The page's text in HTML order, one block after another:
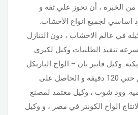
من الخبره ، أن تحوز علي ثقه و
اساسي لجميع انواع الأخشاب.
في عالم الاخشاب ، دون التنازل
تنفيذ الطلبيات وكيل لكبري
وكيل فايبر بان – الواح البارتكل
بوورد المقاوم للحريق حتي 120 دقيقه و الحاصل على
وود شوب ، وكيل معتمد لمصنع
الواح الكونتر في مصر ، و وكيل